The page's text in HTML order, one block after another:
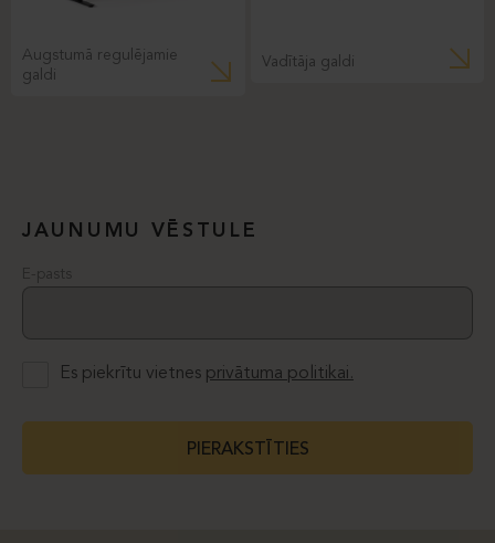
Augstumā regulējamie
galdi
Vadītāja galdi
JAUNUMU VĒSTULE
E-pasts
Es piekrītu vietnes privātuma politikai.
PIERAKSTĪTIES